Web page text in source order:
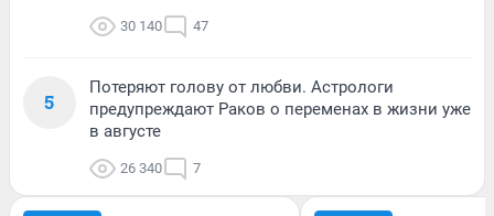
30 140 47
5
Потеряют голову от любви. Астрологи
предупреждают Раков о переменах в жизни уже
в августе
26 340 7